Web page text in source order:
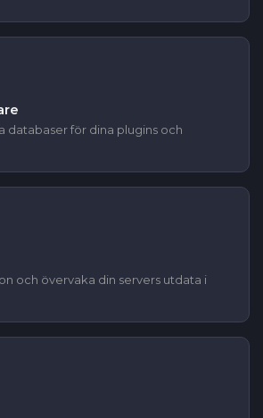
databaser för dina plugins och
och övervaka din servers utdata i